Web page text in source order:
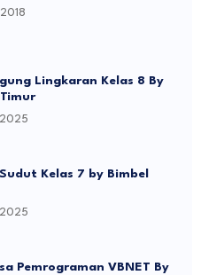
Lingkaran Kelas 8 By
Kelas 7 by Bimbel
Pemrograman VBNET By